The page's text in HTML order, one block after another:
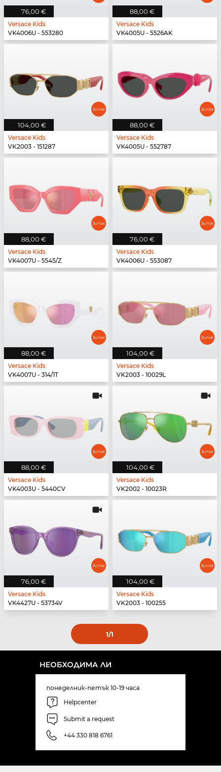
76,00 €
Versace Kids
VK4006U - 553280
88,00 €
Versace Kids
VK4005U - 5526AK
104,00 €
Versace Kids
VK2003 - 151287
88,00 €
Versace Kids
VK4005U - 552787
88,00 €
Versace Kids
VK4007U - 5545/Z
76,00 €
Versace Kids
VK4006U - 553087
88,00 €
Versace Kids
VK4007U - 314/1T
104,00 €
Versace Kids
VK2003 - 10029L
88,00 €
Versace Kids
VK4003U - 5440CV
104,00 €
Versace Kids
VK2002 - 10023R
76,00 €
Versace Kids
VK4427U - 53734V
104,00 €
Versace Kids
VK2003 - 100255
1/1
НЕОБХОДИМА ЛИ
понеделник-петък 10-19 часа
Helpcenter
Submit a request
+44 330 818 6761